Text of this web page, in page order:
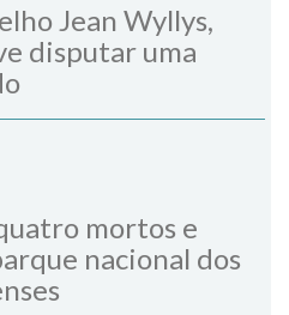
Jean Wyllys,
disputar uma
mortos e
nacional dos